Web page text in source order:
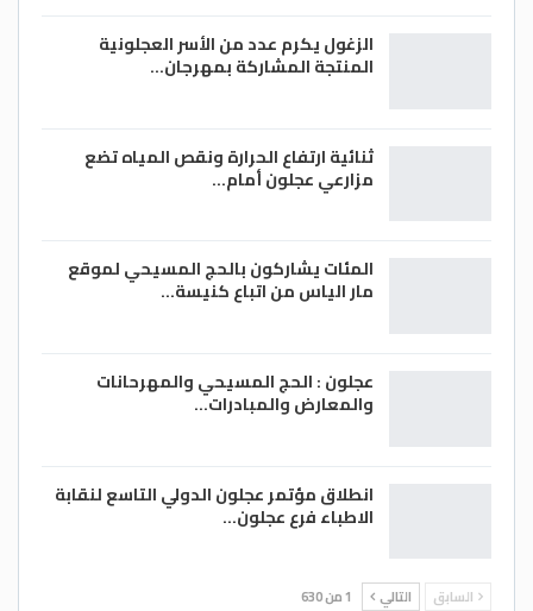
الزغول يكرم عدد من الأسر العجلونية
المنتجة المشاركة بمهرجان…
ثنائية ارتفاع الحرارة ونقص المياه تضع
مزارعي عجلون أمام…
المئات يشاركون بالحج المسيحي لموقع
مار الياس من اتباع كنيسة…
عجلون : الحج المسيحي والمهرحانات
والمعارض والمبادرات…
انطلاق مؤتمر عجلون الدولي التاسع لنقابة
الاطباء فرع عجلون…
السابق التالي 1 من 630